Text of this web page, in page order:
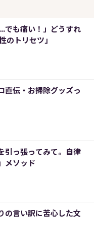
でも痛い！」どうすれ
のトリセツ」
直伝・お掃除グッズっ
引っ張ってみて。自律
メソッド
の言い訳に苦心した文